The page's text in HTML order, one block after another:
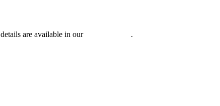
are available in our .